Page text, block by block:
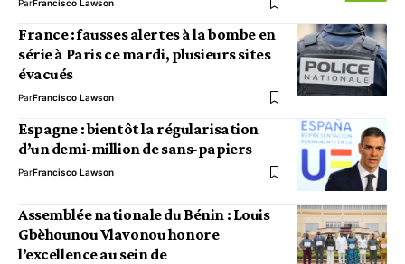
ParFrancisco Lawson
France : fausses alertes à la bombe en
série à Paris ce mardi, plusieurs sites
évacués
ParFrancisco Lawson
Espagne : bientôt la régularisation
d’un demi-million de sans-papiers
ParFrancisco Lawson
Assemblée nationale du Bénin : Louis
Gbèhounou Vlavonou honore
l’excellence au sein de